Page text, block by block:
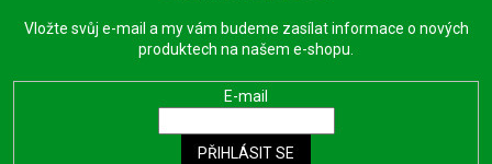
Vložte svůj e-mail a my vám budeme zasílat informace o nových
produktech na našem e-shopu.
E-mail
PŘIHLÁSIT SE